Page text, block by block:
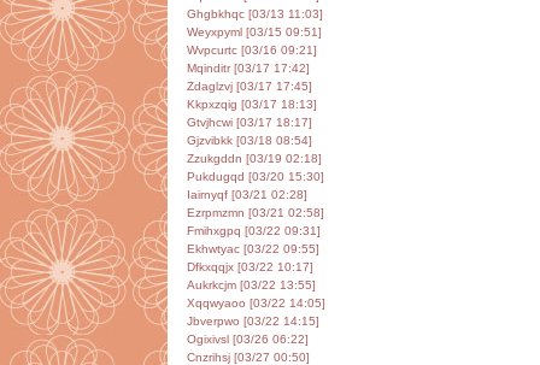
Ghgbkhqc [03/13 11:03]
Weyxpyml [03/15 09:51]
Wvpcurtc [03/16 09:21]
Mqinditr [03/17 17:42]
Zdaglzvj [03/17 17:45]
Kkpxzqig [03/17 18:13]
Gtvjhcwi [03/17 18:17]
Gjzvibkk [03/18 08:54]
Zzukgddn [03/19 02:18]
Pukdugqd [03/20 15:30]
Iairnyqf [03/21 02:28]
Ezrpmzmn [03/21 02:58]
Fmihxgpq [03/22 09:31]
Ekhwtyac [03/22 09:55]
Dfkxqqjx [03/22 10:17]
Aukrkcjm [03/22 13:55]
Xqqwyaoo [03/22 14:05]
Jbverpwo [03/22 14:15]
Ogixivsl [03/26 06:22]
Cnzrihsj [03/27 00:50]